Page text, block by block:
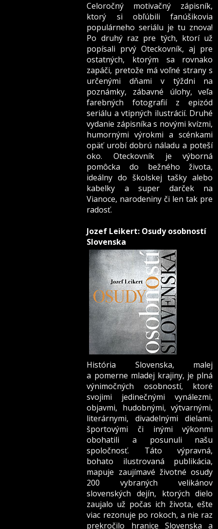
Celoročný motivačný zápisník,
ktorý si obľúbili fanúšikovia
populárneho seriálu je tu znova!
Po druhý raz pre tých, ktorí už
popísali prvý Oteckovník, aj pre
ostatných, ktorým sa rovnako
zapáči, pretože má voľné strany s
určenými dňami v týždni na
poznámky, zábavné úlohy, veľa
farebných fotografií z epizód
seriálu a vtipných ilustrácií. Druhé
vydanie zápisníka s novými kvízmi,
humornými výrokmi a scénkami
opäť urobí dobrú náladu a poteší
oko. Oteckovník je výborná
pomôcka do bežného života,
ideálny do školskej tašky alebo
kabelky a super darček na
Vianoce, narodeniny či len tak pre
radosť.
Jozef Leikert: Osudy osobností
Slovenska
História Slovenska, malej
a pomerne mladej krajiny, je plná
výnimočných osobností, ktoré
svojimi jedinečnými vynálezmi,
objavmi, hudobnými, výtvarnými,
literárnymi, divadelnými dielami,
športovými či inými výkonmi
obohatili a posunuli našu
spoločnosť. Táto výpravná,
bohato ilustrovaná publikácia,
mapuje zaujímavé životné osudy
200 vybraných velikánov
slovenských dejín, ktorých dielo
zaujalo už počas ich života, ešte
viac rezonuje po rokoch, a nie raz
prekročilo hranice Slovenska a